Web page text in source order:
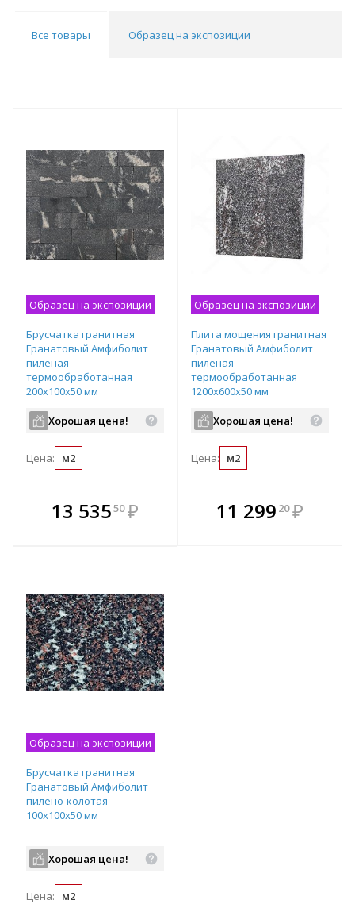
Все товары Образец на экспозиции
Образец на экспозиции
Брусчатка гранитная
Гранатовый Амфиболит
пиленая
термообработанная
200х100х50 мм
Хорошая цена!
Цена: м2
13 53550 ₽
В комплекте
всегда выгоднее!
Образец на экспозиции
Плита мощения гранитная
Гранатовый Амфиболит
пиленая
термообработанная
1200х600х50 мм
Хорошая цена!
Цена: м2
В комплекте
всегда выгоднее!
11 299 20 ₽
Образец на экспозиции
Брусчатка гранитная
Гранатовый Амфиболит
пилено-колотая
100х100х50 мм
Хорошая цена!
Цена: м2